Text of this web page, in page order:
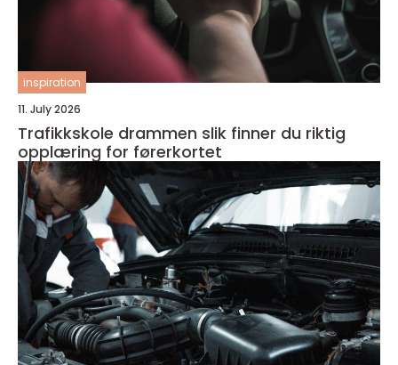
inspiration
11. July 2026
Trafikkskole drammen slik finner du riktig
opplæring for førerkortet